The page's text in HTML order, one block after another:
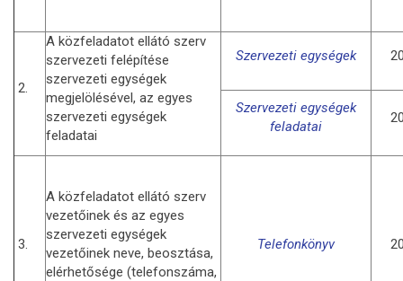
2.
A közfeladatot ellátó szerv
szervezeti felépítése
szervezeti egységek
megjelölésével, az egyes
szervezeti egységek
feladatai
Szervezeti egységek
Szervezeti egységek
feladatai
3.
A közfeladatot ellátó szerv
vezetőinek és az egyes
szervezeti egységek
vezetőinek neve, beosztása,
elérhetősége (telefonszáma,
Telefonkönyv